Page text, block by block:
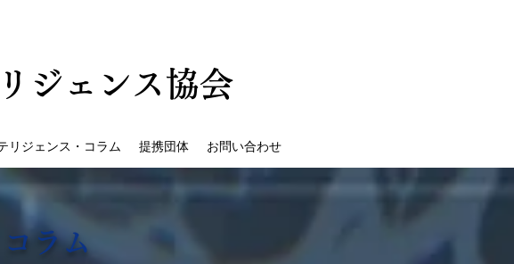
ジェンス協会
リジェンス・コラム 提携団体 お問い合わせ
ラム